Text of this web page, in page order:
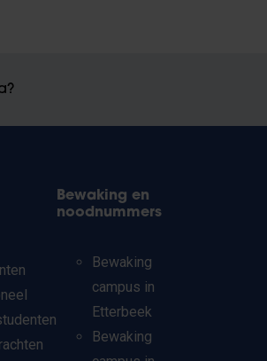
Bewaking en
noodnummers
Bewaking
campus in
Etterbeek
Bewaking